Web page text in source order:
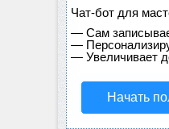
Чат-бот для
— Сам
—
— Увеличивает
Начать